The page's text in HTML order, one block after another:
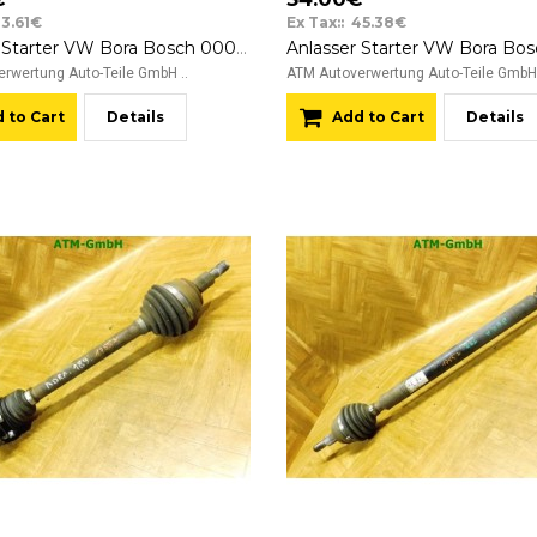
Anlasser Starter VW Bora Bosch 0001121006 020911023F
Auto-Teile GmbH ..
to Cart Details
Ex Tax:: 45.38€
ATM Autoverwertung Auto-Teile
Add to Cart Details